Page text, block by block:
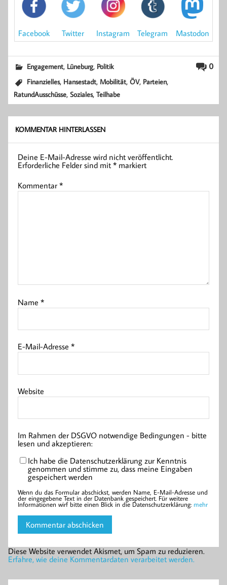
Facebook Twitter Instagram Telegram Mastodon
0
Engagement, Lüneburg, Politik
Finanzielles, Hansestadt, Mobilität,ÖV, Parteien,
RatundAusschüsse,Soziales,Teilhabe
KOMMENTAR HINTERLASSEN
Deine E-Mail-Adresse wird nicht veröffentlicht.
Erforderliche Felder sind mit* markiert
Kommentar*
Name*
E-Mail-Adresse*
Website
Im Rahmen der DSGVO notwendige Bedingungen - bitte
lesen und akzeptieren:
Ich habe die Datenschutzerklärung zur Kenntnis
genommen und stimme zu, dass meine Eingaben
gespeichert werden
Wenn du das Formular abschickst, werden Name, E-Mail-Adresse und
der eingegebene Text in der Datenbank gespeichert. Für weitere
Informationen wirf bitte einen Blick in die Datenschutzerklärung: mehr
Diese Website verwendet Akismet, um Spam zu reduzieren.
Erfahre, wie deine Kommentardaten verarbeitet werden.